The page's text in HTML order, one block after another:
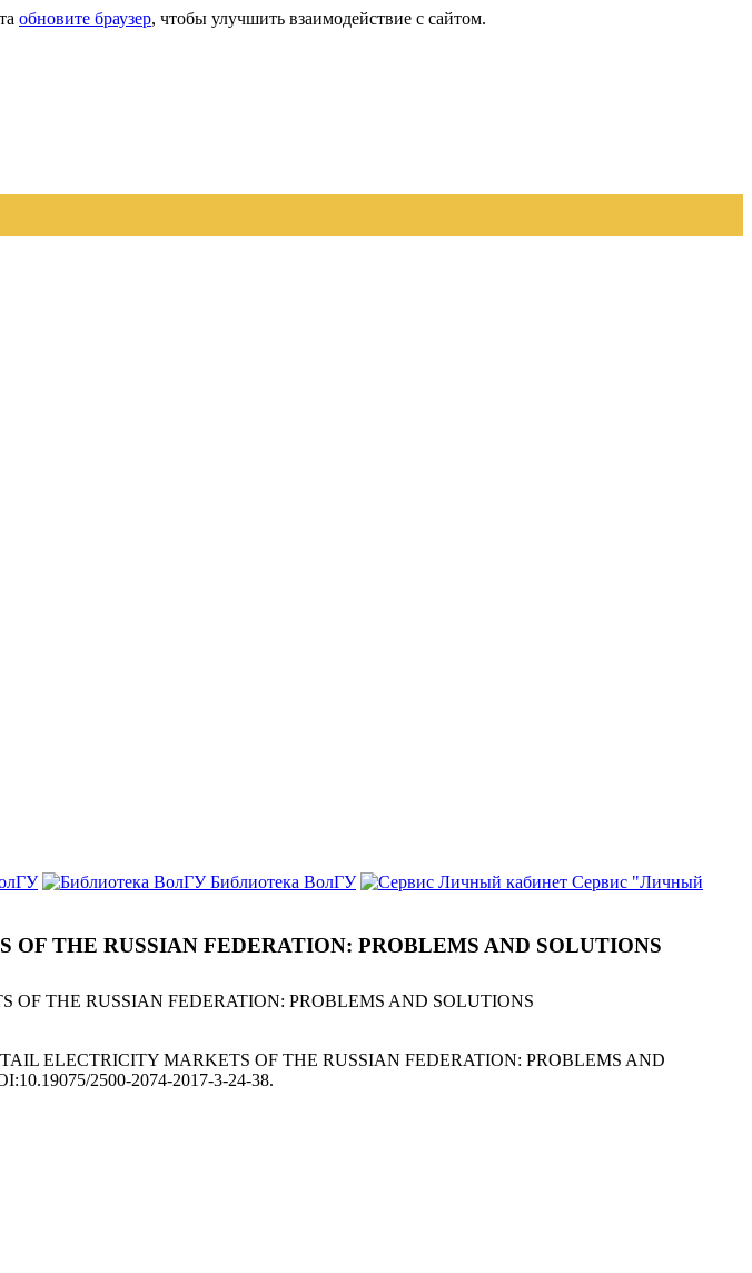
обновите браузер, чтобы улучшить взаимодействие с сайтом.
Библиотека ВолГУ
Сервис "Личный
THE RUSSIAN FEDERATION: PROBLEMS AND SOLUTIONS
THE RUSSIAN FEDERATION: PROBLEMS AND SOLUTIONS
ELECTRICITY MARKETS OF THE RUSSIAN FEDERATION: PROBLEMS AND
2500-2074-2017-3-24-38.